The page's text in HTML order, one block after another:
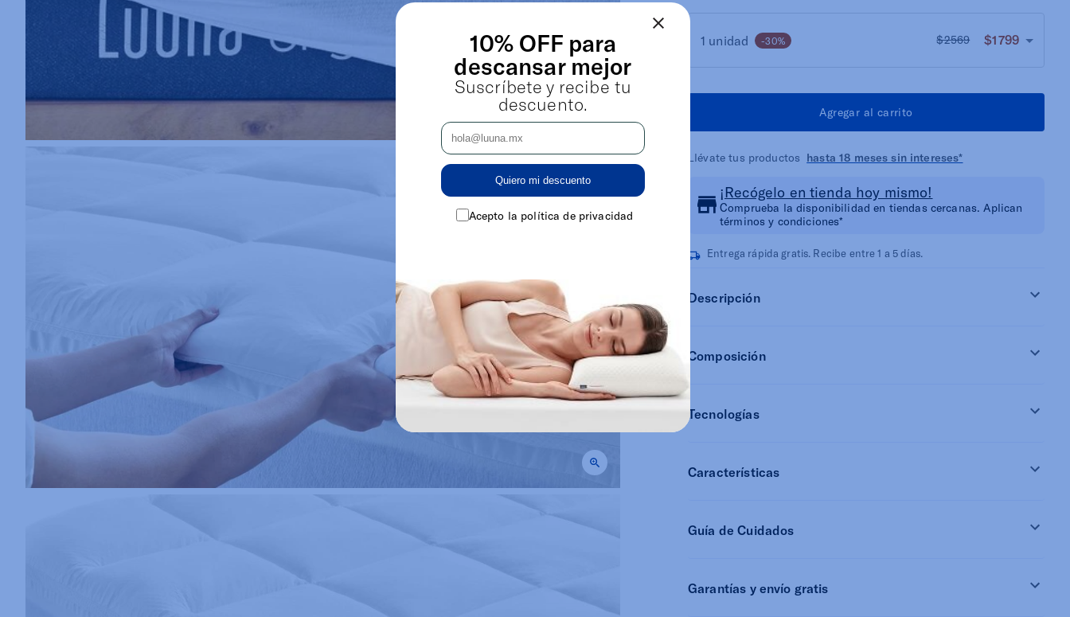
1 unidad -30% $2569 $1799
Agregar al carrito
Llévate tus productos hasta 18 meses sin intereses*
¡Recógelo en tienda hoy mismo!
Comprueba la disponibilidad en tiendas cercanas. Aplican
términos y condiciones*
Entrega rápida gratis. Recibe entre 1 a 5 días.
Descripción
Composición
Tecnologías
Características
Guía de Cuidados
Garantías y envío gratis
10% OFF para
descansar mejor
Suscríbete y recibe tu
descuento.
Quiero mi descuento
Acepto la política de privacidad